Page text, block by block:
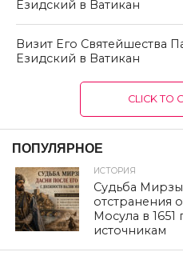
Езидский в Ватикан
Визит Его Святейшества
Езидский в Ватикан
CLICK TO
ПОПУЛЯРНОЕ
ИСТОРИЯ
Судьба
отстранения
Мосула в
источникам